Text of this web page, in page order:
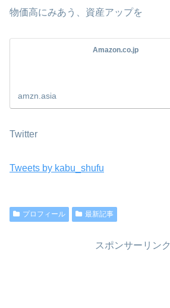
物価高にみあう、資産アップを
Amazon.co.jp
amzn.asia
Twitter
Tweets by kabu_shufu
プロフィール 最新記事
スポンサーリンク